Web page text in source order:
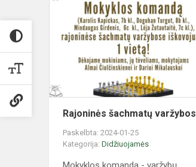
Rajoninės šachmatų varžybos
Paskelbta: 2024-01-25
Kategorija: Didžiuojamės